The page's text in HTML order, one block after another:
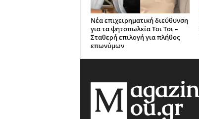
Νέα επιχειρηματική διεύθυνση
για τα ψητοπωλεία Τσι Τσι –
Σταθερή επιλογή για πλήθος
επωνύμων